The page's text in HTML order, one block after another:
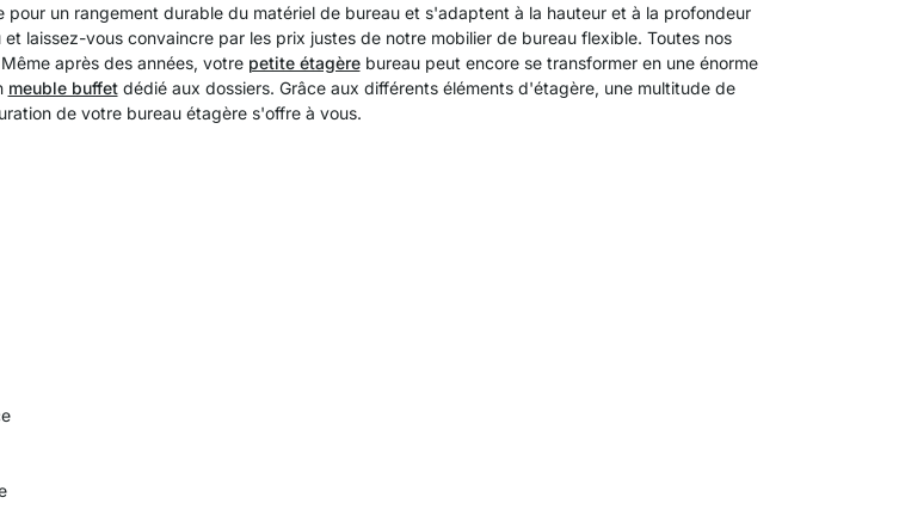
un rangement durable du matériel de bureau et s'adaptent à la hauteur et à la profondeur
laissez-vous convaincre par les prix justes de notre mobilier de bureau flexible. Toutes nos
après des années, votre petite étagère bureau peut encore se transformer en une énorme
meuble buffet dédié aux dossiers. Grâce aux différents éléments d'étagère, une multitude de
de votre bureau étagère s'offre à vous.